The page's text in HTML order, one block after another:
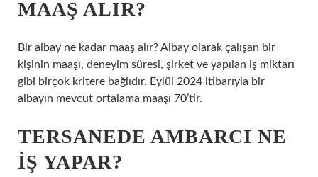
MAAŞ ALIR?
Bir albay ne kadar maaş alır? Albay olarak çalışan bir
kişinin maaşı, deneyim süresi, şirket ve yapılan iş miktarı
gibi birçok kritere bağlıdır. Eylül 2024 itibarıyla bir
albayın mevcut ortalama maaşı 70’tir.
TERSANEDE AMBARCI NE
IŞ YAPAR?